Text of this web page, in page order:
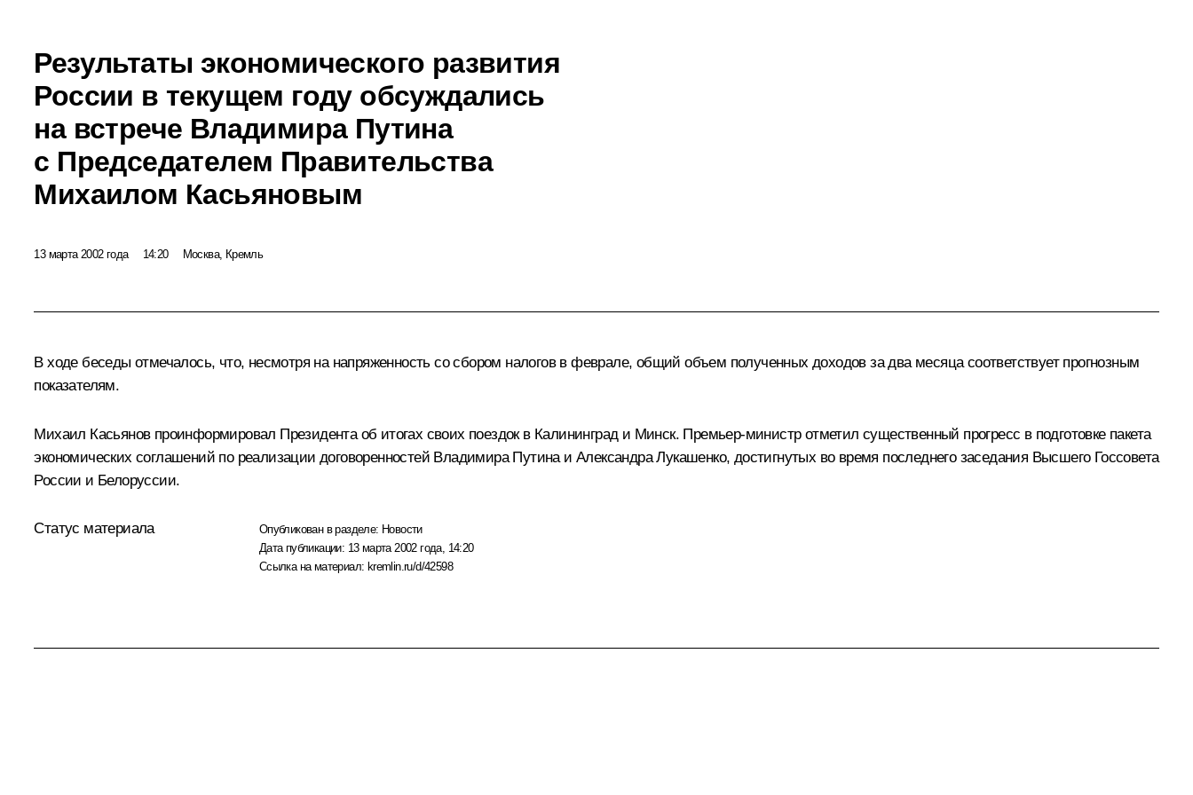
Результаты экономического развития
России в текущем году обсуждались
на встрече Владимира Путина
с Председателем Правительства
Михаилом Касьяновым
13 марта 2002 года 14:20 Москва, Кремль
В ходе беседы отмечалось, что, несмотря на напряженность со сбором налогов в феврале, общий объем полученных доходов за два месяца соответствует прогнозным
показателям.
Михаил Касьянов проинформировал Президента об итогах своих поездок в Калининград и Минск. Премьер-министр отметил существенный прогресс в подготовке пакета
экономических соглашений по реализации договоренностей Владимира Путина и Александра Лукашенко, достигнутых во время последнего заседания Высшего Госсовета
России и Белоруссии.
Статус материала Опубликован в разделе: Новости
Дата публикации: 13 марта 2002 года, 14:20
Ссылка на материал: kremlin.ru/d/42598